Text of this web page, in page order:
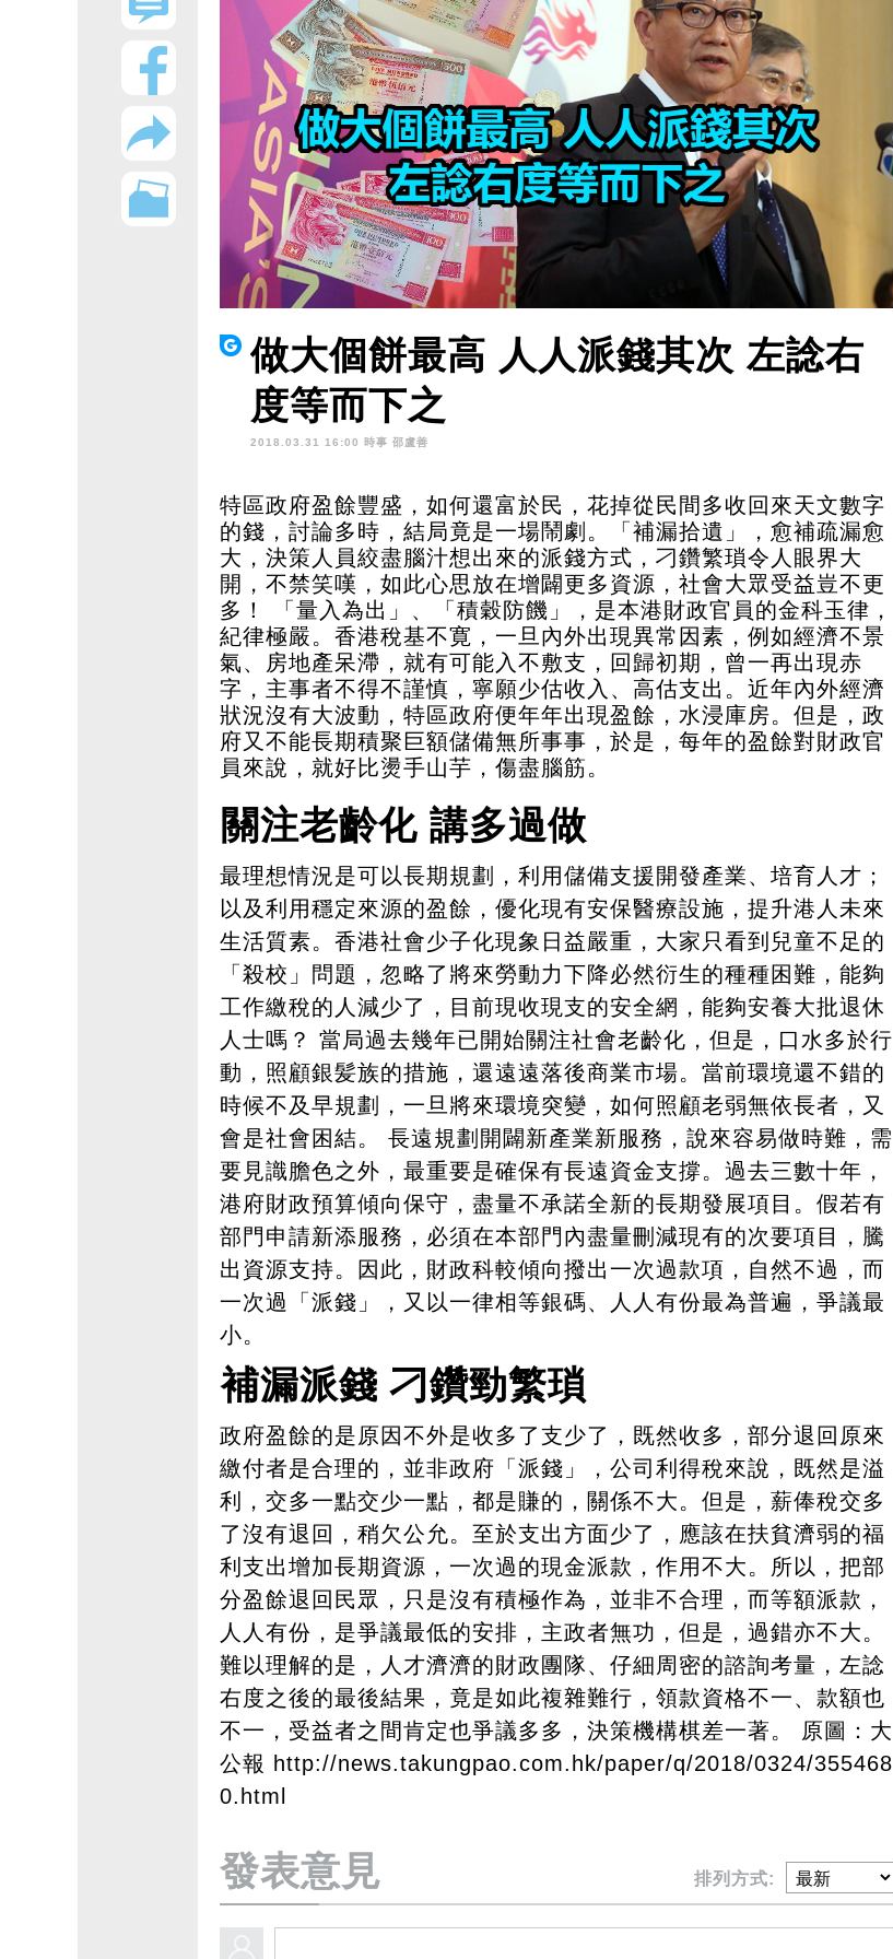
做大個餅最高 人人派錢其次 左諗右
度等而下之
2018.03.31 16:00 時事 邵盧善
特區政府盈餘豐盛，如何還富於民，花掉從民間多收回來天文數字
的錢，討論多時，結局竟是一場鬧劇。「補漏拾遺」，愈補疏漏愈
大，決策人員絞盡腦汁想出來的派錢方式，刁鑽繁瑣令人眼界大
開，不禁笑嘆，如此心思放在增闢更多資源，社會大眾受益豈不更
多！ 「量入為出」、「積穀防饑」，是本港財政官員的金科玉律，
紀律極嚴。香港稅基不寛，一旦內外出現異常因素，例如經濟不景
氣、房地產呆滯，就有可能入不敷支，回歸初期，曾一再出現赤
字，主事者不得不謹慎，寧願少估收入、高估支出。近年內外經濟
狀況沒有大波動，特區政府便年年出現盈餘，水浸庫房。但是，政
府又不能長期積聚巨額儲備無所事事，於是，每年的盈餘對財政官
員來說，就好比燙手山芋，傷盡腦筋。
關注老齡化 講多過做
最理想情況是可以長期規劃，利用儲備支援開發產業、培育人才；
以及利用穩定來源的盈餘，優化現有安保醫療設施，提升港人未來
生活質素。香港社會少子化現象日益嚴重，大家只看到兒童不足的
「殺校」問題，忽略了將來勞動力下降必然衍生的種種困難，能夠
工作繳稅的人減少了，目前現收現支的安全網，能夠安養大批退休
人士嗎？ 當局過去幾年已開始關注社會老齡化，但是，口水多於行
動，照顧銀髪族的措施，還遠遠落後商業市場。當前環境還不錯的
時候不及早規劃，一旦將來環境突變，如何照顧老弱無依長者，又
會是社會困結。 長遠規劃開闢新產業新服務，說來容易做時難，需
要見識膽色之外，最重要是確保有長遠資金支撐。過去三數十年，
港府財政預算傾向保守，盡量不承諾全新的長期發展項目。假若有
部門申請新添服務，必須在本部門內盡量刪減現有的次要項目，騰
出資源支持。因此，財政科較傾向撥出一次過款項，自然不過，而
一次過「派錢」，又以一律相等銀碼、人人有份最為普遍，爭議最
小。
補漏派錢 刁鑽勁繁瑣
政府盈餘的是原因不外是收多了支少了，既然收多，部分退回原來
繳付者是合理的，並非政府「派錢」，公司利得稅來說，既然是溢
利，交多一點交少一點，都是賺的，關係不大。但是，薪俸稅交多
了沒有退回，稍欠公允。至於支出方面少了，應該在扶貧濟弱的福
利支出增加長期資源，一次過的現金派款，作用不大。所以，把部
分盈餘退回民眾，只是沒有積極作為，並非不合理，而等額派款，
人人有份，是爭議最低的安排，主政者無功，但是，過錯亦不大。
難以理解的是，人才濟濟的財政團隊、仔細周密的諮詢考量，左諗
右度之後的最後結果，竟是如此複雜難行，領款資格不一、款額也
不一，受益者之間肯定也爭議多多，決策機構棋差一著。 原圖：大
公報 http://news.takungpao.com.hk/paper/q/2018/0324/355468
0.html
發表意見 排列方式: